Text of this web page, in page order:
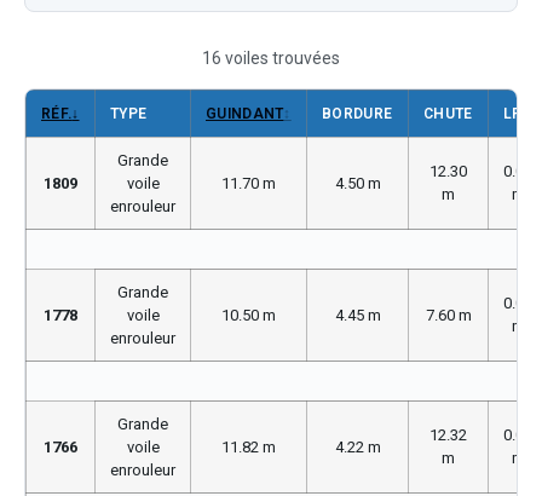
16 voiles trouvées
RÉF.↓ TYPE GUINDANT↕ BORDURE CHUTE LP
1809
Grande
voile
enrouleur
11.70 m 4.50 m
12.30
m
0.00
m
1778
Grande
voile
enrouleur
10.50 m 4.45 m 7.60 m
0.00
m
1766
Grande
voile
enrouleur
11.82 m 4.22 m
12.32
m
0.00
m